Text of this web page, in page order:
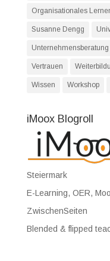
Organisationales
Susanne Dengg
Unternehmensberatung
Vertrauen
Wissen Workshop
iMoox Blogroll
Steiermark
E-Learning, OER,
ZwischenSeiten
Blended & flipped